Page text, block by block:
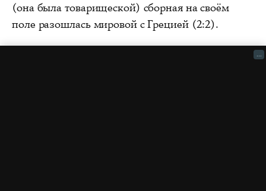
(она была товарищеской) сборная на своём
поле разошлась мировой с Грецией (2:2).
...